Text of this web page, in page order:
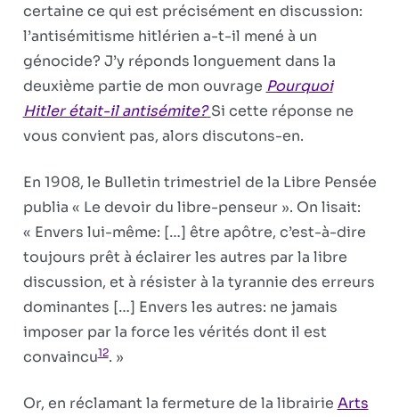
certaine ce qui est précisément en discussion:
l’antisémitisme hitlérien a-t-il mené à un
génocide? J’y réponds longue­ment dans la
deuxième partie de mon ouvrage Pourquoi
Hitler était-il antisémite? Si cette réponse ne
vous convient pas, alors discutons-en.
En 1908, le Bulletin trimestriel de la Libre Pensée
publia « Le devoir du libre-penseur ». On lisait:
« Envers lui-même: […] être apôtre, c’est-à-dire
toujours prêt à éclairer les autres par la libre
discussion, et à résister à la tyrannie des erreurs
dominantes […] Envers les autres: ne jamais
imposer par la force les vérités dont il est
convaincu12. »
Or, en réclamant la fermeture de la librairie Arts